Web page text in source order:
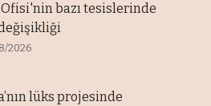
bazı tesislerinde
2026
lüks projesinde